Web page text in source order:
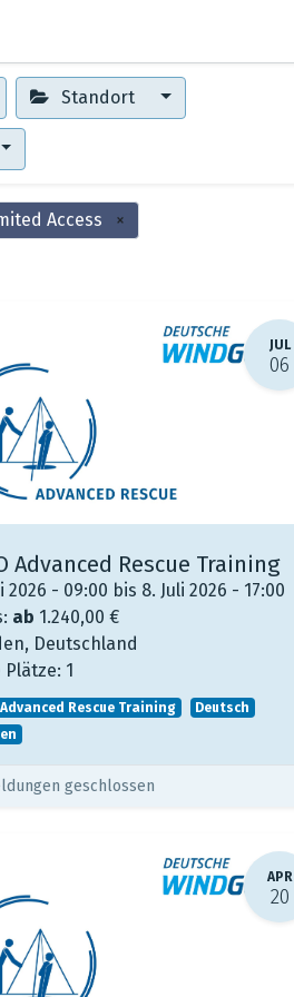
Standort
Access ×
JUL
06
Advanced Rescue Training
2026 - 09:00 bis 8. Juli 2026 - 17:00
ab 1.240,00 €
, Deutschland
Plätze: 1
Advanced Rescue Training
Deutsch
geschlossen
APR
20